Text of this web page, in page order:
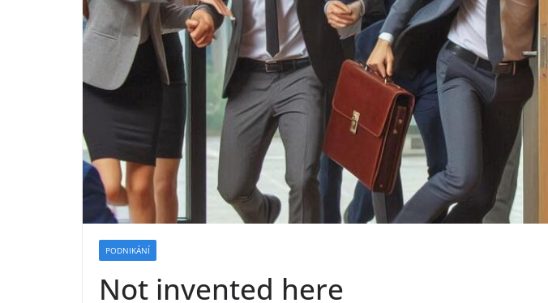
PODNIKÁNÍ
Not invented here